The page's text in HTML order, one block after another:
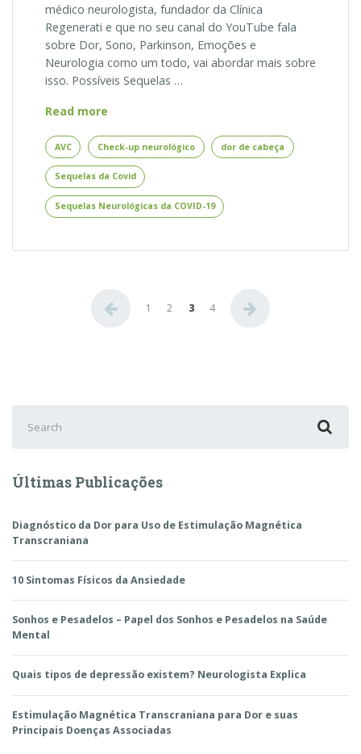
médico neurologista, fundador da Clínica
Regenerati e que no seu canal do YouTube fala
sobre Dor, Sono, Parkinson, Emoções e
Neurologia como um todo, vai abordar mais sobre
isso. Possíveis Sequelas …
Read more
Covid
–
Sequelas
Neurológicas
da
19
AVC Check-up neurológico dor de cabeça
Sequelas da Covid
Sequelas Neurológicas da COVID-19
Paginação
1 2 3 4
for:
Últimas Publicações
Diagnóstico da Dor para Uso de Estimulação Magnética
Transcraniana
10 Sintomas Físicos da Ansiedade
Sonhos e Pesadelos – Papel dos Sonhos e Pesadelos na Saúde
Mental
Quais tipos de depressão existem? Neurologista Explica
Estimulação Magnética Transcraniana para Dor e suas
Principais Doenças Associadas